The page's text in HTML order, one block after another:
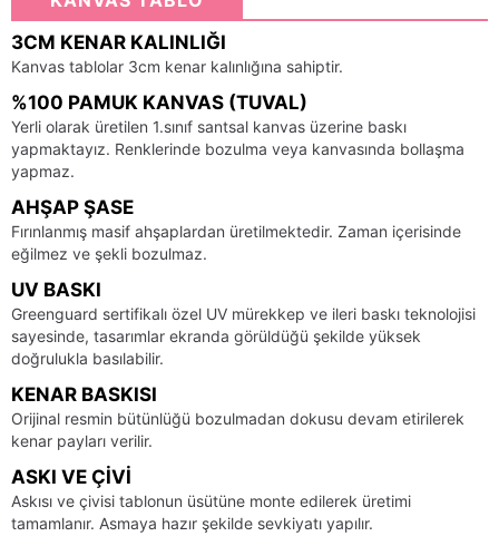
3CM KENAR KALINLIĞI
Kanvas tablolar 3cm kenar kalınlığına sahiptir.
%100 PAMUK KANVAS (TUVAL)
Yerli olarak üretilen 1.sınıf santsal kanvas üzerine baskı
yapmaktayız. Renklerinde bozulma veya kanvasında bollaşma
yapmaz.
AHŞAP ŞASE
Fırınlanmış masif ahşaplardan üretilmektedir. Zaman içerisinde
eğilmez ve şekli bozulmaz.
UV BASKI
Greenguard sertifikalı özel UV mürekkep ve ileri baskı teknolojisi
sayesinde, tasarımlar ekranda görüldüğü şekilde yüksek
doğrulukla basılabilir.
KENAR BASKISI
Orijinal resmin bütünlüğü bozulmadan dokusu devam etirilerek
kenar payları verilir.
ASKI VE ÇIVI
Askısı ve çivisi tablonun üsütüne monte edilerek üretimi
tamamlanır. Asmaya hazır şekilde sevkiyatı yapılır.